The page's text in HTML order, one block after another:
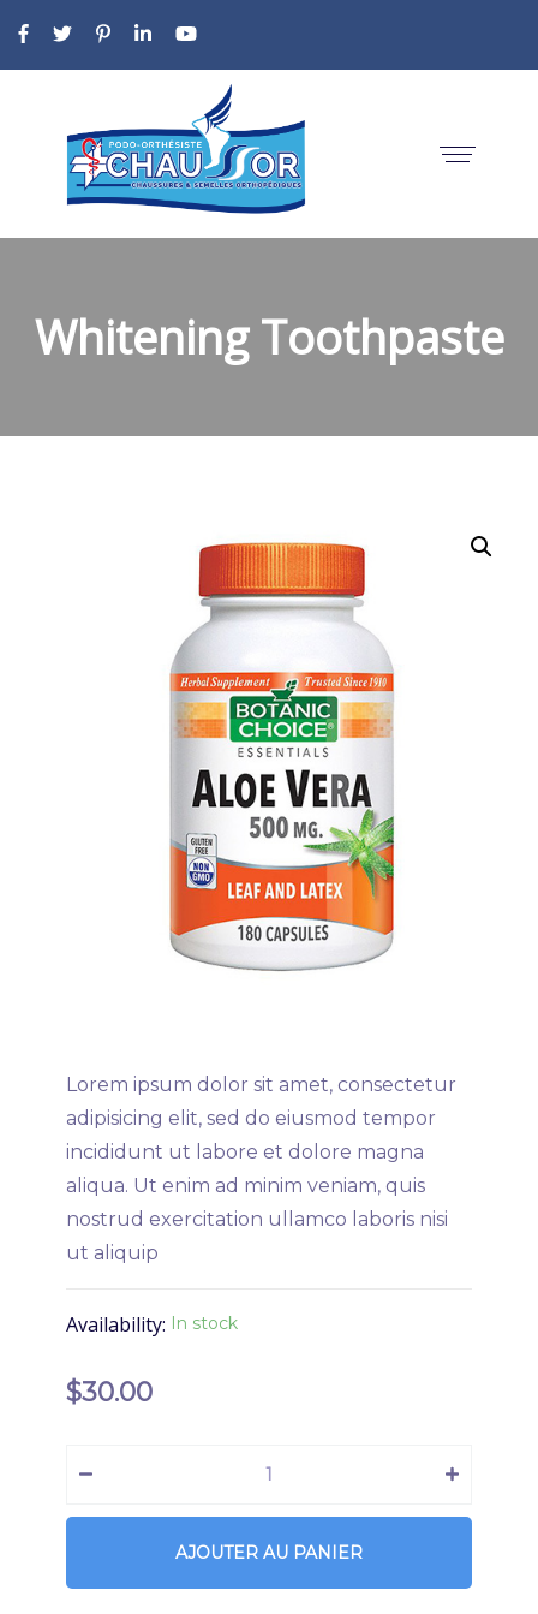
Whitening Toothpaste
Lorem ipsum dolor sit amet, consectetur
adipisicing elit, sed do eiusmod tempor
incididunt ut labore et dolore magna
aliqua. Ut enim ad minim veniam, quis
nostrud exercitation ullamco laboris nisi
ut aliquip
Availability: In stock
$30.00
AJOUTER AU PANIER